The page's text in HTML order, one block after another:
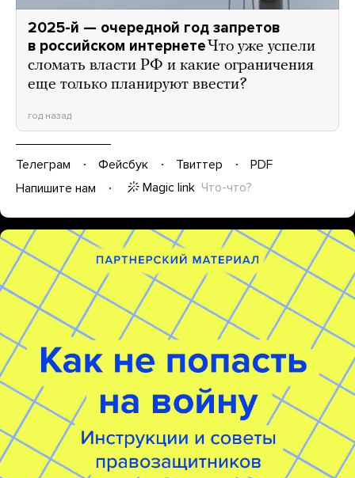
2025-й — очередной год запретов
в российском интернете Что уже успели
сломать власти РФ и какие ограничения
еще только планируют ввести?
год назад
Телеграм Фейсбук Твиттер
PDF
Напишите нам
Magic link Что-что?